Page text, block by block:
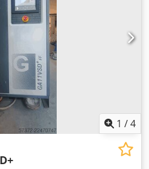
1 /4